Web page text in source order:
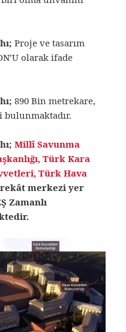
Proje ve tasarım
olarak ifade
890 Bin metrekare,
bulunmaktadır.
Millî Savunma
Türk Kara
Türk Hava
merkezi yer
Zamanlı